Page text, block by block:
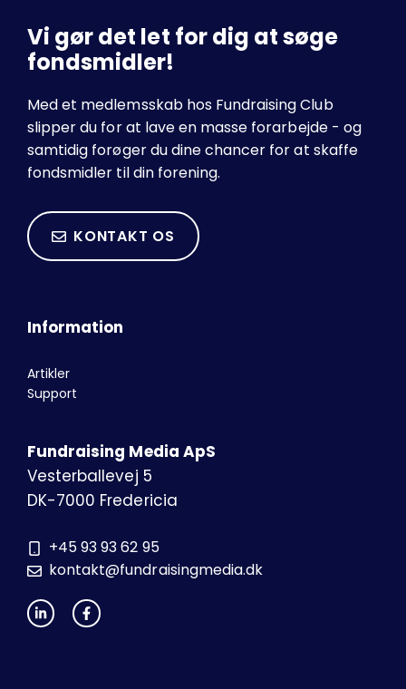
Vi gør det let for dig at søge
fondsmidler!
Med et medlemsskab hos Fundraising Club
slipper du for at lave en masse forarbejde - og
samtidig forøger du dine chancer for at skaffe
fondsmidler til din forening.
KONTAKT OS
Information
Artikler
Support
Fundraising Media ApS
Vesterballevej 5
DK-7000 Fredericia
+45 93 93 62 95
kontakt@fundraisingmedia.dk